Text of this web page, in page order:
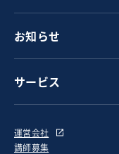
お知らせ
サービス
運営会社
講師募集